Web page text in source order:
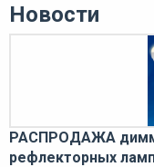
Новости
РАСПРОДАЖА
рефлекторных